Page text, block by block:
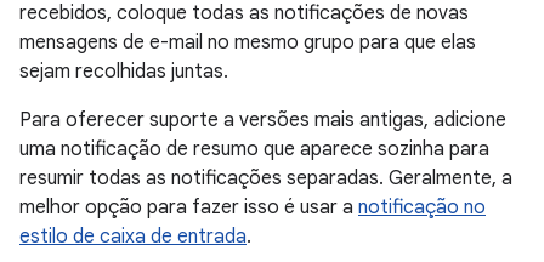
recebidos, coloque todas as notificações de novas
mensagens de e-mail no mesmo grupo para que elas
sejam recolhidas juntas.
Para oferecer suporte a versões mais antigas, adicione
uma notificação de resumo que aparece sozinha para
resumir todas as notificações separadas. Geralmente, a
melhor opção para fazer isso é usar a notificação no
estilo de caixa de entrada.